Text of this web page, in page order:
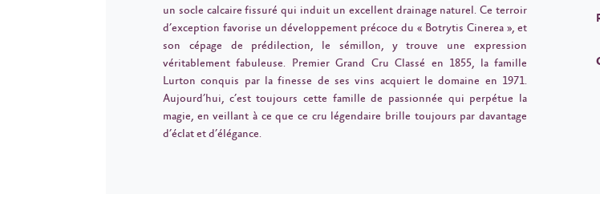
un socle calcaire fissuré qui induit un excellent drainage naturel. Ce terroir
d’exception favorise un développement précoce du « Botrytis Cinerea », et
son cépage de prédilection, le sémillon, y trouve une expression
véritablement fabuleuse. Premier Grand Cru Classé en 1855, la famille
Lurton conquis par la finesse de ses vins acquiert le domaine en 1971.
Aujourd’hui, c’est toujours cette famille de passionnée qui perpétue la
magie, en veillant à ce que ce cru légendaire brille toujours par davantage
d’éclat et d’élégance.